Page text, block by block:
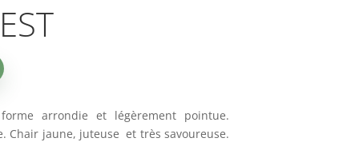
arrondie et légèrement pointue.
Chair jaune, juteuse et très savoureuse.